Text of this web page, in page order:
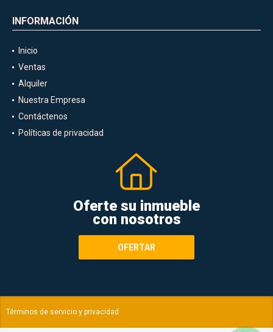
INFORMACIÓN
Inicio
Ventas
Alquiler
Nuestra Empresa
Contáctenos
Políticas de privacidad
Oferte su inmueble
con nosotros
OFERTAR
Términos de servicio y privacidad